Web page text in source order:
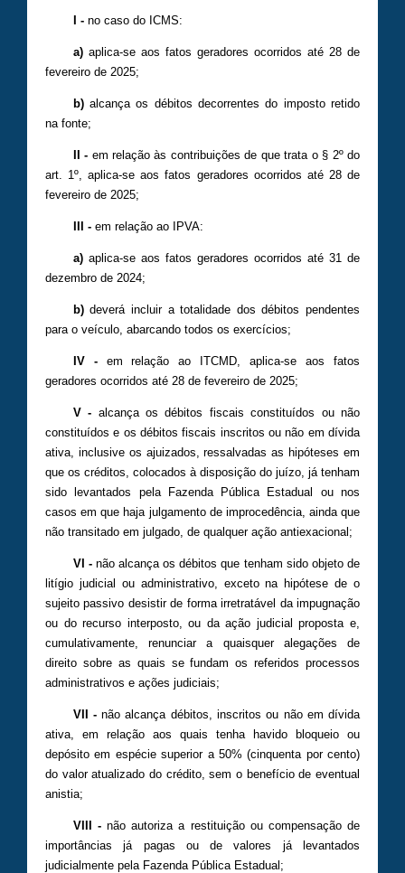
I -no caso do ICMS:
a)aplica-se aos fatos geradores ocorridos até 28 de
fevereiro de 2025;
b)alcança os débitos decorrentes do imposto retido
na fonte;
II - em relação às contribuições de que trata o § 2º do
art. 1º, aplica-se aos fatos geradores ocorridos até 28 de
fevereiro de 2025;
III -em relação ao IPVA:
a)aplica-se aos fatos geradores ocorridos até 31 de
dezembro de 2024;
b)deverá incluir a totalidade dos débitos pendentes
para o veículo, abarcando todos os exercícios;
IV -em relação ao ITCMD, aplica-se aos fatos
geradores ocorridos até 28 de fevereiro de 2025;
V - alcança os débitos fiscais constituídos ou não
constituídos e os débitos fiscais inscritos ou não em dívida
ativa, inclusive os ajuizados, ressalvadas as hipóteses em
que os créditos, colocados à disposição do juízo, já tenham
sido levantados pela Fazenda Pública Estadual ou nos
casos em que haja julgamento de improcedência, ainda que
não transitado em julgado, de qualquer ação antiexacional;
VI -não alcança os débitos que tenham sido objeto de
litígio judicial ou administrativo, exceto na hipótese de o
sujeito passivo desistir de forma irretratável da impugnação
ou do recurso interposto, ou da ação judicial proposta e,
cumulativamente, renunciar a quaisquer alegações de
direito sobre as quais se fundam os referidos processos
administrativos e ações judiciais;
VII -não alcança débitos, inscritos ou não em dívida
ativa, em relação aos quais tenha havido bloqueio ou
depósito em espécie superior a 50% (cinquenta por cento)
do valor atualizado do crédito, sem o benefício de eventual
anistia;
VIII -não autoriza a restituição ou compensação de
importâncias já pagas ou de valores já levantados
judicialmente pela Fazenda Pública Estadual;